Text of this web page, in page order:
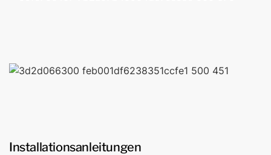
Installationsanleitungen